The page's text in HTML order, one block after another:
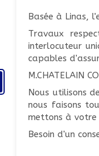
Basée à Linas,
Travaux
interlocuteur
capables
M.CHATELAIN
Nous utilisons
nous faisons
mettons à votre
Besoin d'un